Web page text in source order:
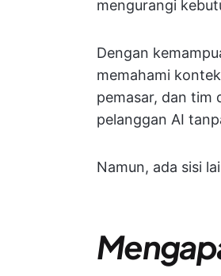
mengurangi
Dengan
memahami
pemasar, dan tim
pelanggan AI
Namun, ada sisi